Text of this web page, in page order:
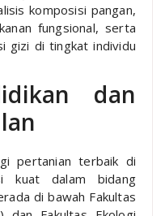
komposisi pangan,
fungsional, serta
gizi di tingkat individu
dan
pertanian terbaik di
kuat dalam bidang
di bawah Fakultas